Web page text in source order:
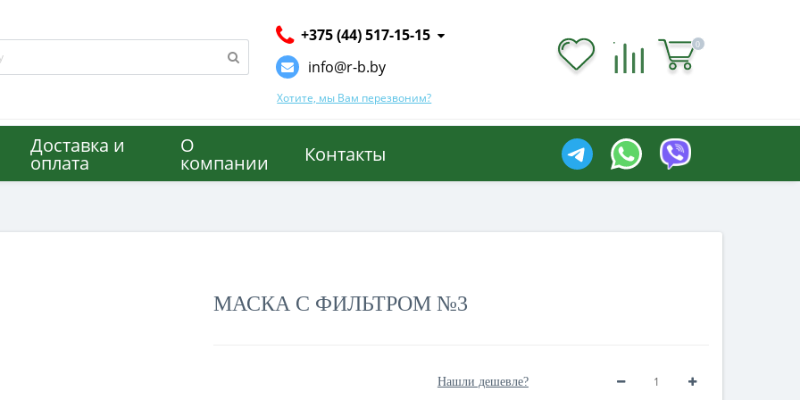
+375 (44) 517-15-15
Хотите, мы Вам перезвоним?
info@r-b.by
0
0
КОНТАКТЫ
Доставка и
оплата
О
компании Контакты
МАСКА С ФИЛЬТРОМ №3
Нашли дешевле?